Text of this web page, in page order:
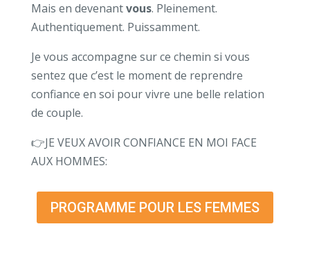
Mais en devenantvous. Pleinement.
Authentiquement. Puissamment.
Je vous accompagne sur ce chemin si vous
sentez que c’est le moment de reprendre
confiance en soi pour vivre une belle relation
de couple.
👉JE VEUX AVOIR CONFIANCE EN MOI FACE
AUX HOMMES:
PROGRAMME POUR LES FEMMES